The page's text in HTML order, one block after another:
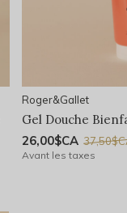
Roger&Gallet
Gel Douche
26,00$CA
Avant les taxes